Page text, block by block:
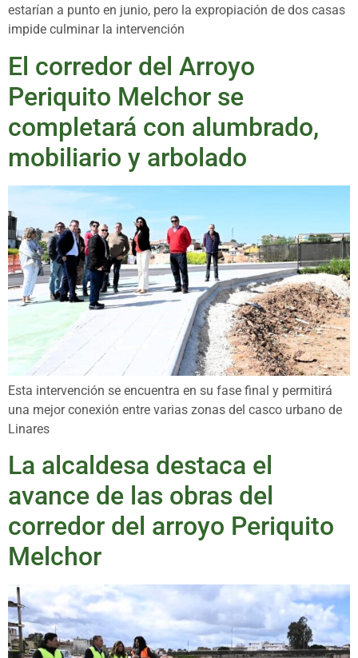
estarían a punto en junio, pero la expropiación de dos casas
impide culminar la intervención
El corredor del Arroyo
Periquito Melchor se
completará con alumbrado,
mobiliario y arbolado
Esta intervención se encuentra en su fase final y permitirá
una mejor conexión entre varias zonas del casco urbano de
Linares
La alcaldesa destaca el
avance de las obras del
corredor del arroyo Periquito
Melchor